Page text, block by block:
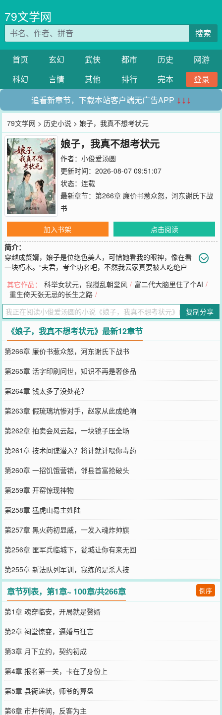
79文学网
搜索
首页 玄幻 武侠 都市 历史
网游
科幻
言情 其他 排行 完本
登录
追看新章节，下载本站客户端无广告APP ↓↓↓
79文学网 > 历史小说 > 娘子，我真不想考状元
娘子，我真不想考状元
作者： 小俊爱汤圆
更新时间：2026-08-07 09:51:07
状态：连载
最新章节： 第266章 廉价书惹众怒，河东谢氏下战
书
加入书架
点击阅读
简介：
穿越成赘婿，娘子是位绝色美人，可惜她看我的眼神，像在看
一块朽木。“夫君，考个功名吧，不然我云家真要被人吃绝户
“之乎者也”和简单的数理题，陷入了沉思。这玩意儿……需要考？好
吧，为了报答救命之恩，也为了不让美人娘子失望，我只好收起我的
咸鱼心，勉强……去屠个榜吧。
您要是觉得《娘子，我真不想考状元》还不错的话请不要忘记向您QQ
群和微博微信里的朋友推荐哦！
其它作品： 科举女状元，我搅乱朝堂风 / 富二代大脑里住了个AI /
重生倚天张无忌的长生之路 /
复制分享
《娘子，我真不想考状元》最新12章节
第266章 廉价书惹众怒，河东谢氏下战书
第265章 活字印刷问世，知识不再是奢侈品
第264章 钱太多了没处花？
第263章 假琉璃坑惨对手，赵家从此成绝响
第262章 拍卖会风云起，一块镜子压全场
第261章 技术间谍潜入？将计就计喂你毒药
第260章 一招饥饿营销，邻县首富抢破头
第259章 开窑惊现神物
第258章 猛虎山易主姓陆
第257章 黑火药初显威，一发入魂炸帅旗
第256章 匪军兵临城下，瓮城让你有来无回
第255章 新法队列军训，我练的是杀人技
章节列表，第1章~ 100章/共266章 倒序
第1章 魂穿临安，开局就是赘婿
第2章 祠堂惊变，逼婚与狂言
第3章 月下立约，契约初成
第4章 报名第一关，卡在了身份上
第5章 县衙递状，师爷的算盘
第6章 市井传闻，反客为主